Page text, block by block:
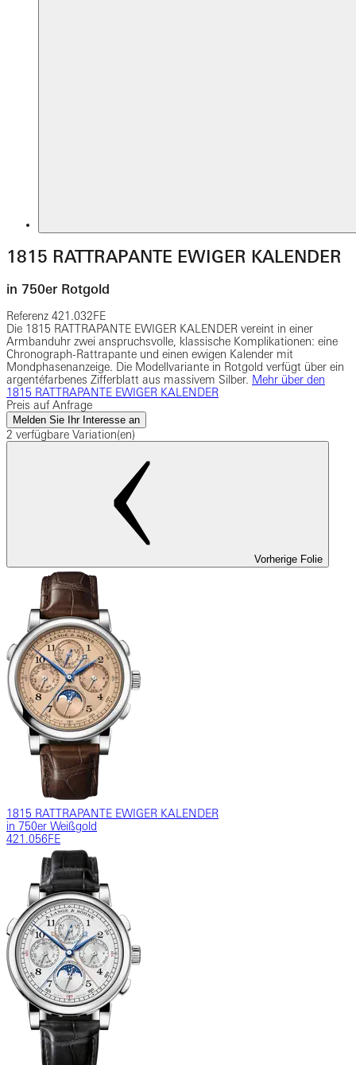
1815 RATTRAPANTE EWIGER KALENDER
in 750er Rotgold
Referenz 421.032FE
Die 1815 RATTRAPANTE EWIGER KALENDER vereint in einer
Armbanduhr zwei anspruchsvolle, klassische Komplikationen: eine
Chronograph-Rattrapante und einen ewigen Kalender mit
Mondphasenanzeige. Die Modellvariante in Rotgold verfügt über ein
argentéfarbenes Zifferblatt aus massivem Silber. Mehr über den
1815 RATTRAPANTE EWIGER KALENDER
Preis auf Anfrage
Melden Sie Ihr Interesse an
2 verfügbare Variation(en)
Vorherige Folie
1815 RATTRAPANTE EWIGER KALENDER
in 750er Weißgold
421.056FE